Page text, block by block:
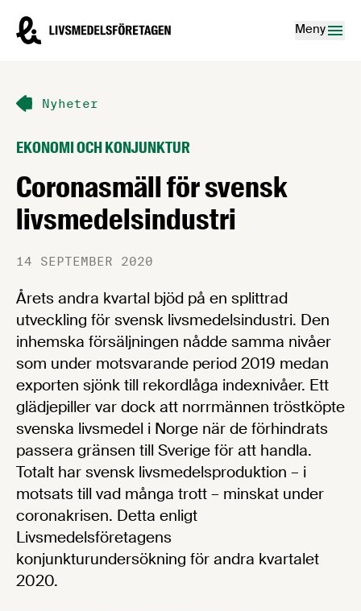
Livsmedelsföretagen – till startsidan
Meny
Nyheter
EKONOMI OCH KONJUNKTUR
Coronasmäll för svensk
livsmedelsindustri
14 SEPTEMBER 2020
Årets andra kvartal bjöd på en splittrad
utveckling för svensk livsmedelsindustri. Den
inhemska försäljningen nådde samma nivåer
som under motsvarande period 2019 medan
exporten sjönk till rekordlåga indexnivåer. Ett
glädjepiller var dock att norrmännen tröstköpte
svenska livsmedel i Norge när de förhindrats
passera gränsen till Sverige för att handla.
Totalt har svensk livsmedelsproduktion – i
motsats till vad många trott – minskat under
coronakrisen. Detta enligt
Livsmedelsföretagens
konjunkturundersökning för andra kvartalet
2020.